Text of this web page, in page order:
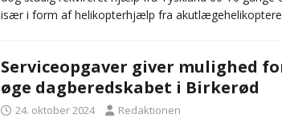
især i form af helikopterhjælp fra
Serviceopgaver giver mulighed
øge dagberedskabet i Birkerød
24. oktober 2024 Redaktionen